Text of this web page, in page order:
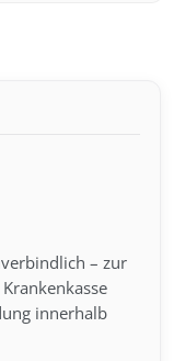
– zur
innerhalb